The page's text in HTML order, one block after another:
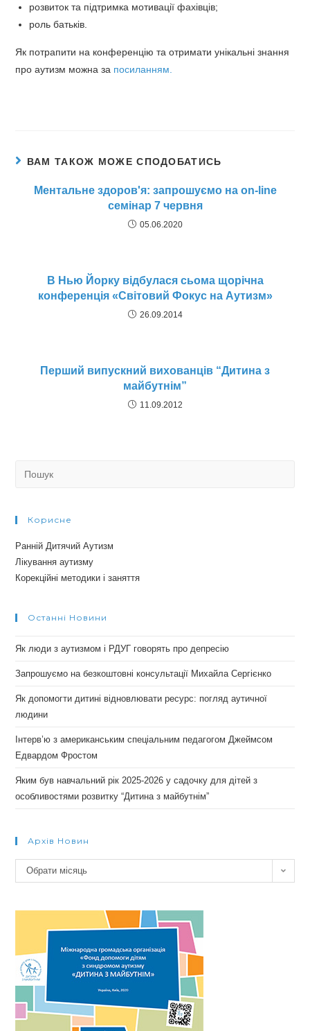
розвиток та підтримка мотивації фахівців;
роль батьків.
Як потрапити на конференцію та отримати унікальні знання
про аутизм можна за посиланням.
ВАМ ТАКОЖ МОЖЕ СПОДОБАТИСЬ
Ментальне здоров'я: запрошуємо на on-line
семінар 7 червня
05.06.2020
В Нью Йорку відбулася сьома щорічна
конференція «Світовий Фокус на Аутизм»
26.09.2014
Перший випускний вихованців “Дитина з
майбутнім”
11.09.2012
Корисне
Ранній Дитячий Аутизм
Лікування аутизму
Корекційні методики і заняття
Останні Новини
Як люди з аутизмом і РДУГ говорять про депресію
Запрошуємо на безкоштовні консультації Михайла Сергієнко
Як допомогти дитині відновлювати ресурс: погляд аутичної
людини
Інтерв’ю з американським спеціальним педагогом Джеймсом
Едвардом Фростом
Яким був навчальний рік 2025-2026 у садочку для дітей з
особливостями розвитку “Дитина з майбутнім”
Архів Новин
Архів
новин
Обрати місяць